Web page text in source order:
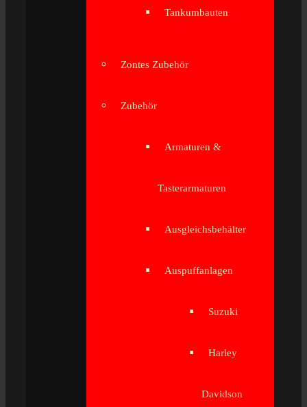
Tankumbauten
Zontes Zubehör
Zubehör
Armaturen &
Tasterarmaturen
Ausgleichsbehälter
Auspuffanlagen
Suzuki
Harley
Davidson